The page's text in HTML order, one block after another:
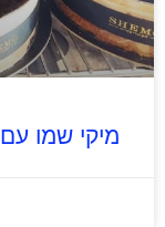
מיקי שמו עם הסניף ה-